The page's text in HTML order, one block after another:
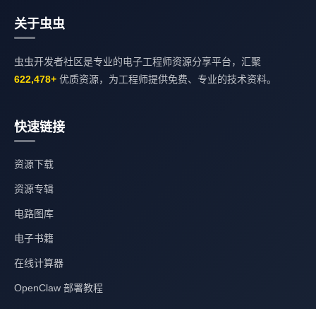
关于虫虫
虫虫开发者社区是专业的电子工程师资源分享平台，汇聚
622,478+ 优质资源，为工程师提供免费、专业的技术资料。
快速链接
资源下载
资源专辑
电路图库
电子书籍
在线计算器
OpenClaw 部署教程